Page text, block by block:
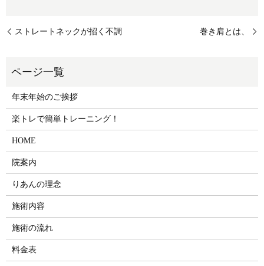
ストレートネックが招く不調 巻き肩とは、
年末年始のご挨拶
楽トレで簡単トレーニング！
HOME
院案内
りあんの理念
施術内容
施術の流れ
料金表